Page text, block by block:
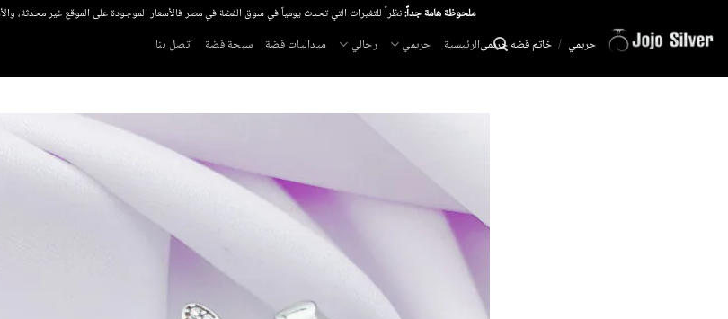
للمحتوى
ملحوظة هامة جداً:نظراً للتغيرات التي تحدث يومياً في سوق الفضة في مصر فالأسعار الموجودة على الموقع غير محدثة،
الرئيسية حريمي رجالي ميداليات فضة سبحة فضة اتصل بنا حريمي / خاتم فضه حريمى